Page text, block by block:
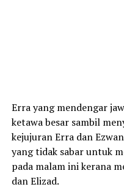
Erra yang mendengar
ketawa besar sambil
kejujuran Erra dan
yang tidak sabar untuk
pada malam ini kerana
dan Elizad.